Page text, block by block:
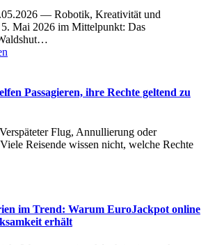
— Robotik, Kreativität und
5. Mai 2026 im Mittelpunkt: Das
Passagieren, ihre Rechte geltend zu
Flug, Annullierung oder
Reisende wissen nicht, welche Rechte
im Trend: Warum EuroJackpot online
erhält